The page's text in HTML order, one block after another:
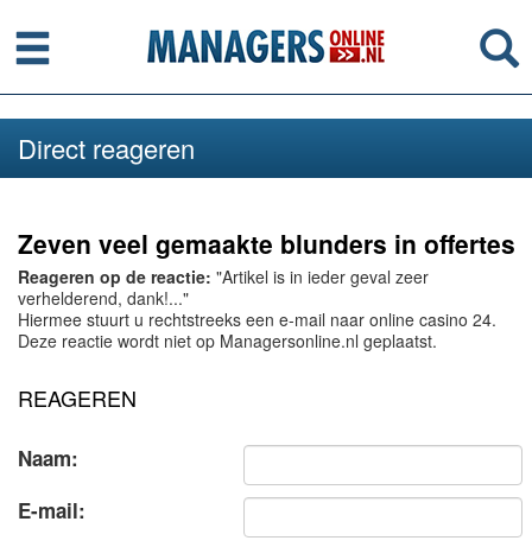
Menu
Direct reageren
Zeven veel gemaakte blunders in offertes
Reageren op de reactie: "Artikel is in ieder geval zeer
verhelderend, dank!..."
Hiermee stuurt u rechtstreeks een e-mail naar online casino 24.
Deze reactie wordt niet op Managersonline.nl geplaatst.
REAGEREN
Naam:
E-mail: